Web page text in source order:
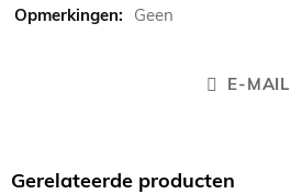
Geen
E-MAIL
Gerelateerde producten